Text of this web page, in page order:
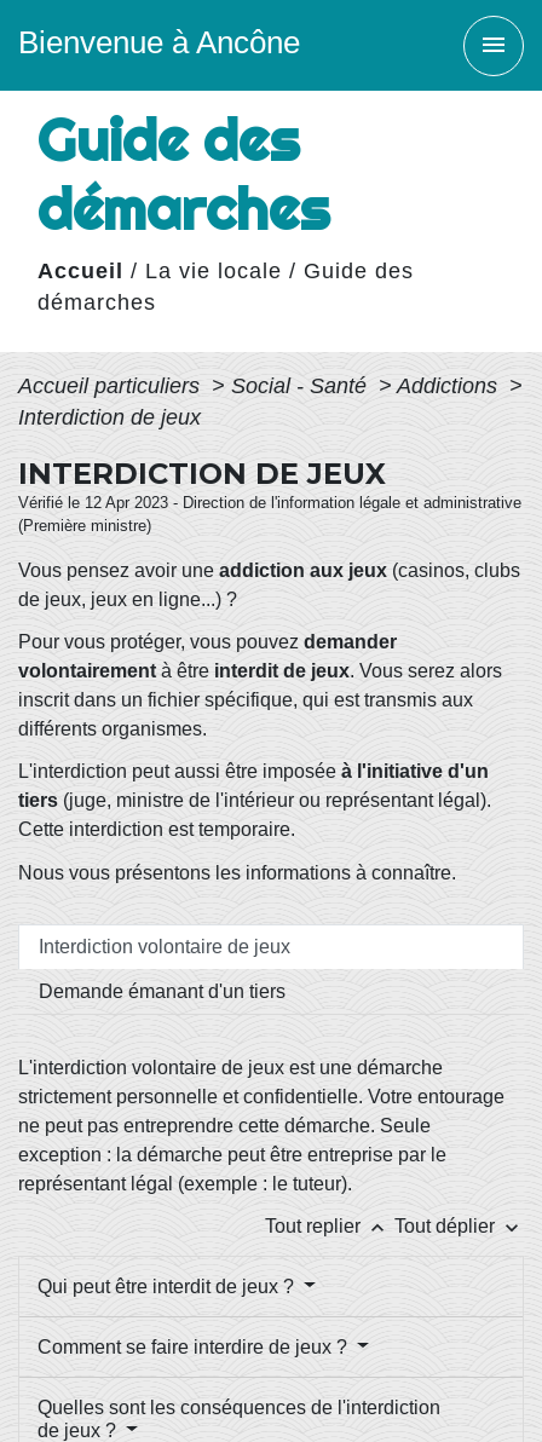
Bienvenue à Ancône menu
Guide des
démarches
Accueil / La vie locale / Guide des
démarches
Accueil particuliers > Social - Santé > Addictions >
Interdiction de jeux
INTERDICTION DE JEUX
Vérifié le 12 Apr 2023 - Direction de l'information légale et administrative
(Première ministre)
Vous pensez avoir une addiction aux jeux (casinos, clubs
de jeux, jeux en ligne...) ?
Pour vous protéger, vous pouvez demander
volontairement à être interdit de jeux. Vous serez alors
inscrit dans un fichier spécifique, qui est transmis aux
différents organismes.
L'interdiction peut aussi être imposée à l'initiative d'un
tiers (juge, ministre de l'intérieur ou représentant légal).
Cette interdiction est temporaire.
Nous vous présentons les informations à connaître.
Interdiction volontaire de jeux
Demande émanant d'un tiers
L'interdiction volontaire de jeux est une démarche
strictement personnelle et confidentielle. Votre entourage
ne peut pas entreprendre cette démarche. Seule
exception : la démarche peut être entreprise par le
représentant légal (exemple : le tuteur).
Tout replier keyboard_arrow_up Tout déplier keyboard_arrow_down
Qui peut être interdit de jeux ?
Comment se faire interdire de jeux ?
Quelles sont les conséquences de l'interdiction
de jeux ?